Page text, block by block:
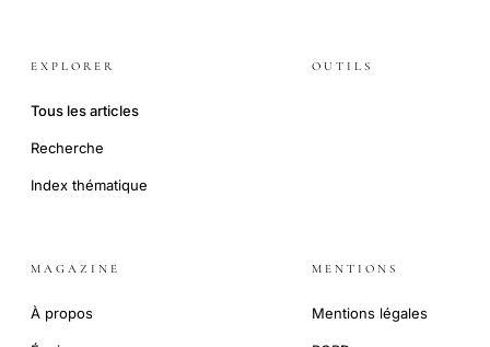
EXPLORER
Tous les articles
Recherche
Index thématique
OUTILS
MAGAZINE
À propos
MENTIONS
Mentions légales